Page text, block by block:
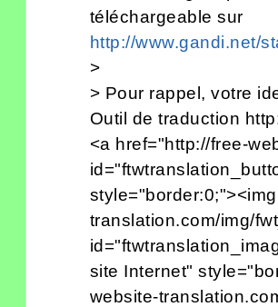
téléchargeable sur
http://www.gandi.net/
>
> Pour rappel, votre
Outil de traduction
<a href="http://free-
translation.com/img/
site Internet"
website-